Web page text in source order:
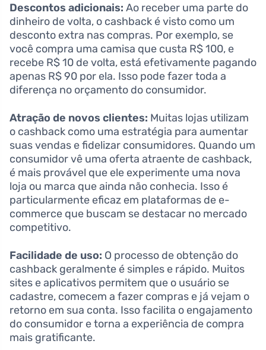
Descontos adicionais: Ao receber uma parte do
dinheiro de volta, o cashback é visto como um
desconto extra nas compras. Por exemplo, se
você compra uma camisa que custa R$ 100, e
recebe R$ 10 de volta, está efetivamente pagando
apenas R$ 90 por ela. Isso pode fazer toda a
diferença no orçamento do consumidor.
Atração de novos clientes: Muitas lojas utilizam
o cashback como uma estratégia para aumentar
suas vendas e fidelizar consumidores. Quando um
consumidor vê uma oferta atraente de cashback,
é mais provável que ele experimente uma nova
loja ou marca que ainda não conhecia. Isso é
particularmente eficaz em plataformas de e-
commerce que buscam se destacar no mercado
competitivo.
Facilidade de uso: O processo de obtenção do
cashback geralmente é simples e rápido. Muitos
sites e aplicativos permitem que o usuário se
cadastre, comecem a fazer compras e já vejam o
retorno em sua conta. Isso facilita o engajamento
do consumidor e torna a experiência de compra
mais gratificante.